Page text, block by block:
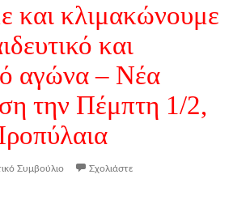
και κλιμακώνουμε
και
αγώνα – Νέα
την Πέμπτη 1/2,
Συμβούλιο Σχολιάστε